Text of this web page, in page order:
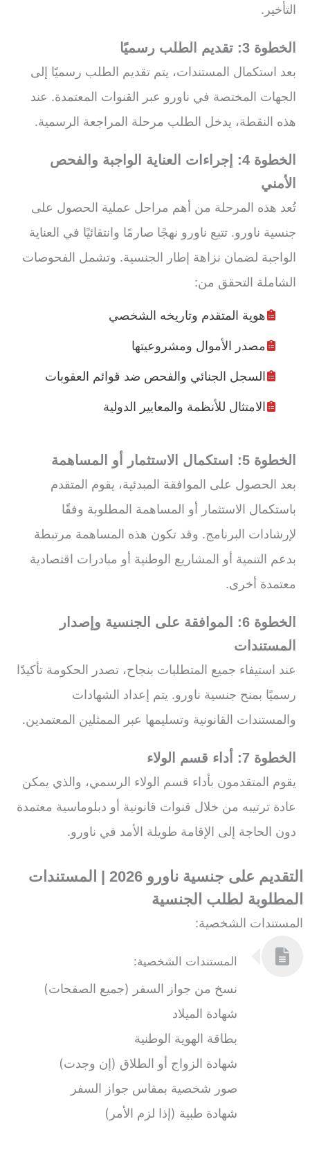
التأخير.
الخطوة 3: تقديم الطلب رسميًا
بعد استكمال المستندات، يتم تقديم الطلب رسميًا إلى
الجهات المختصة في ناورو عبر القنوات المعتمدة. عند
هذه النقطة، يدخل الطلب مرحلة المراجعة الرسمية.
الخطوة 4: إجراءات العناية الواجبة والفحص
الأمني
تُعد هذه المرحلة من أهم مراحل عملية الحصول على
جنسية ناورو. تتبع ناورو نهجًا صارمًا وانتقائيًا في العناية
الواجبة لضمان نزاهة إطار الجنسية. وتشمل الفحوصات
الشاملة التحقق من:
هوية المتقدم وتاريخه الشخصي
مصدر الأموال ومشروعيتها
السجل الجنائي والفحص ضد قوائم العقوبات
الامتثال للأنظمة والمعايير الدولية
الخطوة 5: استكمال الاستثمار أو المساهمة
بعد الحصول على الموافقة المبدئية، يقوم المتقدم
باستكمال الاستثمار أو المساهمة المطلوبة وفقًا
لإرشادات البرنامج. وقد تكون هذه المساهمة مرتبطة
بدعم التنمية أو المشاريع الوطنية أو مبادرات اقتصادية
معتمدة أخرى.
الخطوة 6: الموافقة على الجنسية وإصدار
المستندات
عند استيفاء جميع المتطلبات بنجاح، تصدر الحكومة تأكيدًا
رسميًا بمنح جنسية ناورو. يتم إعداد الشهادات
والمستندات القانونية وتسليمها عبر الممثلين المعتمدين.
الخطوة 7: أداء قسم الولاء
يقوم المتقدمون بأداء قسم الولاء الرسمي، والذي يمكن
عادة ترتيبه من خلال قنوات قانونية أو دبلوماسية معتمدة
دون الحاجة إلى الإقامة طويلة الأمد في ناورو.
التقديم على جنسية ناورو 2026 | المستندات
المطلوبة لطلب الجنسية
المستندات الشخصية:
المستندات الشخصية:
نسخ من جواز السفر (جميع الصفحات)
شهادة الميلاد
بطاقة الهوية الوطنية
شهادة الزواج أو الطلاق (إن وجدت)
صور شخصية بمقاس جواز السفر
شهادة طبية (إذا لزم الأمر)